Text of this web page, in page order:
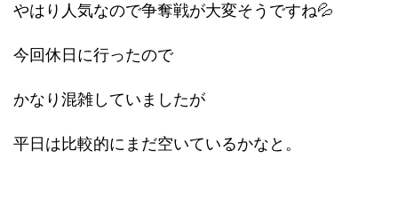
やはり人気なので争奪戦が大変そうですね💦
今回休日に行ったので
かなり混雑していましたが
平日は比較的にまだ空いているかなと。